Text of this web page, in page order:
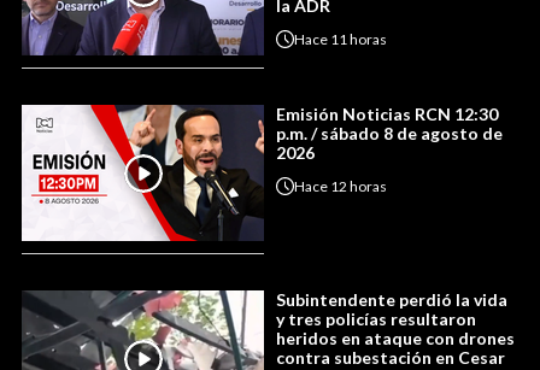
la ADR
Hace 11 horas
Emisión Noticias RCN 12:30
p.m. / sábado 8 de agosto de
2026
Hace 12 horas
Subintendente perdió la vida
y tres policías resultaron
heridos en ataque con drones
contra subestación en Cesar